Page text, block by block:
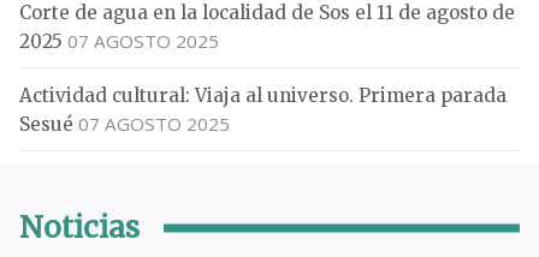
Corte de agua en la localidad de Sos el 11 de agosto de
2025 07 AGOSTO 2025
Actividad cultural: Viaja al universo. Primera parada
Sesué 07 AGOSTO 2025
Noticias